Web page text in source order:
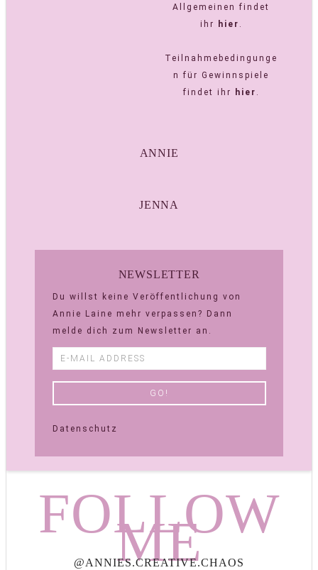
Allgemeinen findet
ihr
hier .
Teilnahmebedingunge
n für Gewinnspiele
findet ihr
hier .
ANNIE
JENNA
NEWSLETTER
Du willst keine Veröffentlichung von
Annie Laine mehr verpassen? Dann
melde dich zum Newsletter an.
Datenschutz
FOLLOW
ME
@ANNIES.CREATIVE.CHAOS